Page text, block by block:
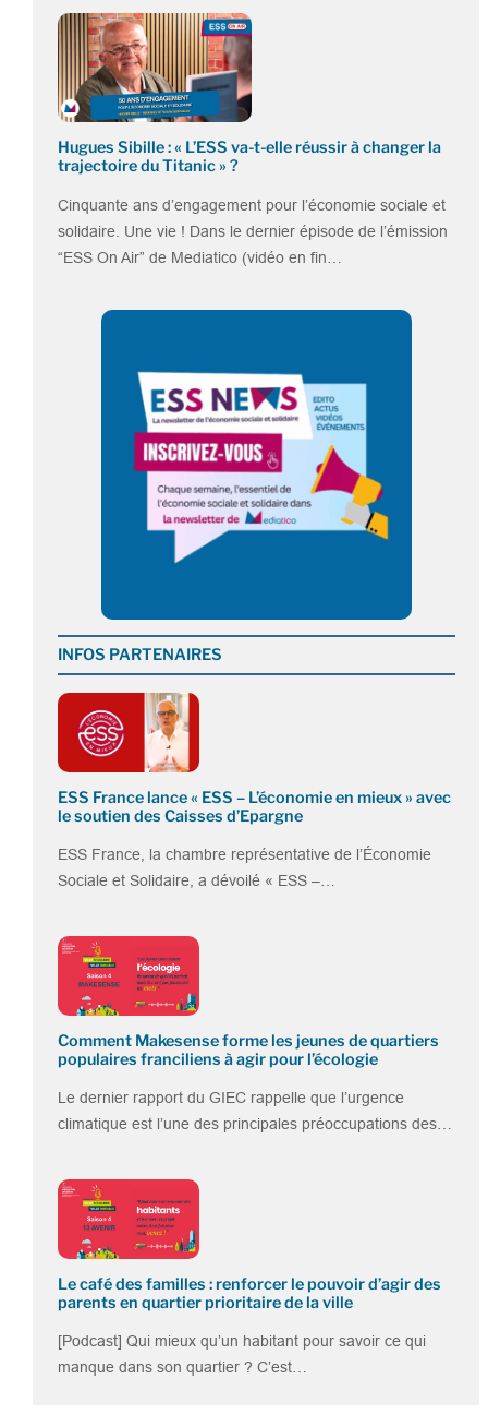
Hugues Sibille : « L’ESS va-t-elle réussir à changer la
trajectoire du Titanic » ?
Cinquante ans d’engagement pour l’économie sociale et
solidaire. Une vie ! Dans le dernier épisode de l’émission
“ESS On Air” de Mediatico (vidéo en fin…
INFOS PARTENAIRES
ESS France lance « ESS – L’économie en mieux » avec
le soutien des Caisses d’Epargne
ESS France, la chambre représentative de l’Économie
Sociale et Solidaire, a dévoilé « ESS –…
Comment Makesense forme les jeunes de quartiers
populaires franciliens à agir pour l’écologie
Le dernier rapport du GIEC rappelle que l’urgence
climatique est l’une des principales préoccupations des…
Le café des familles : renforcer le pouvoir d’agir des
parents en quartier prioritaire de la ville
[Podcast] Qui mieux qu’un habitant pour savoir ce qui
manque dans son quartier ? C’est…